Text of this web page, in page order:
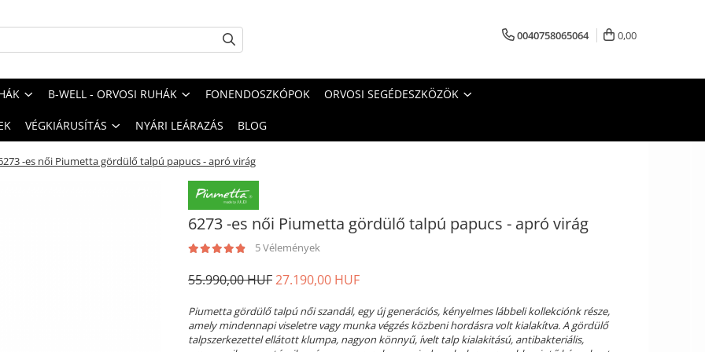
0040758065064 0,00
B-WELL - ORVOSI RUHÁK FONENDOSZKÓPOK ORVOSI SEGÉDESZKÖZÖK
VÉGKIÁRUSÍTÁS NYÁRI LEÁRAZÁS BLOG
-es női Piumetta gördülő talpú papucs - apró virág
6273 -es női Piumetta gördülő talpú papucs - apró virág
5 Vélemények
55.990,00 HUF27.190,00 HUF
Piumetta gördülő talpú női szandál, egy új generációs, kényelmes lábbeli kollekciónk része,
amely mindennapi viseletre vagy munka végzés közbeni hordásra volt kialakítva. A gördülő
talpszerkezettel ellátott klumpa, nagyon könnyű, ívelt talp kialakitású, antibakteriális,